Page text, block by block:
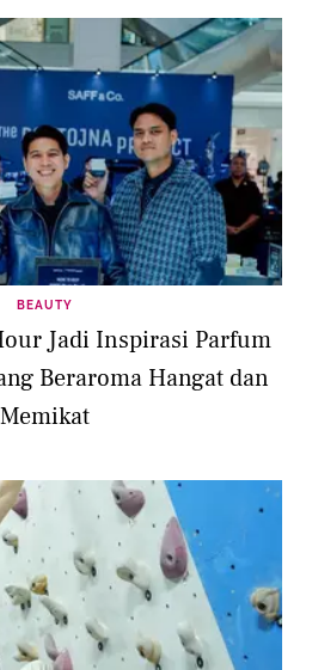
BEAUTY
Jadi Inspirasi Parfum
Beraroma Hangat dan
Memikat